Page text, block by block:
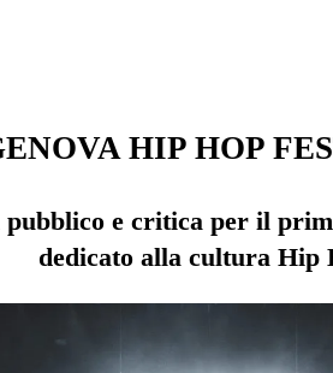
HIP HOP
pubblico e critica per il
dedicato alla cultura Hip